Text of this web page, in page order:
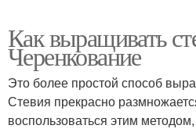
Как выращивать
Черенкование
Это более простой способ
Стевия прекрасно
воспользоваться этим